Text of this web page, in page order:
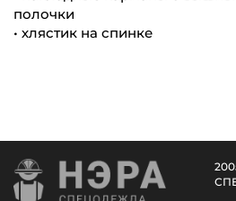
полочки
• хлястик на спинке